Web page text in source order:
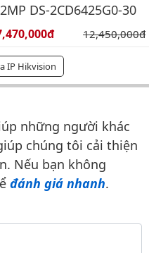
2MP DS-2CD6425G0-30
bán: Giá gốc:
12,450,000đ
IP Hikvision
giá
những người khác
chúng tôi cải thiện
Nếu bạn không
đánh giá nhanh.